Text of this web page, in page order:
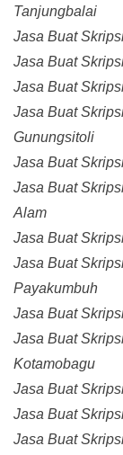
Tanjungbalai
Jasa Buat
Jasa Buat
Jasa Buat
Jasa Buat
Gunungsitoli
Jasa Buat
Jasa Buat
Alam
Jasa Buat
Jasa Buat
Payakumbuh
Jasa Buat
Jasa Buat
Kotamobagu
Jasa Buat
Jasa Buat
Jasa Buat